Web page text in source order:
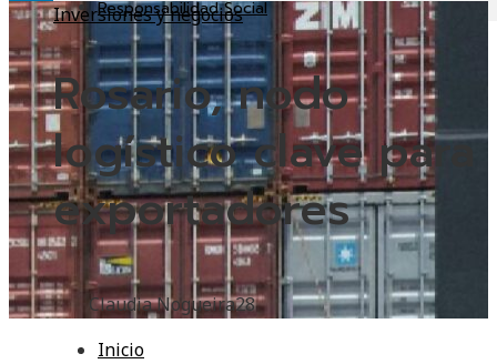
Responsabilidad Social
Inversiones y negocios
Rosario, nodo
logístico clave para
exportadores
Claudia Nogueira28
Inicio